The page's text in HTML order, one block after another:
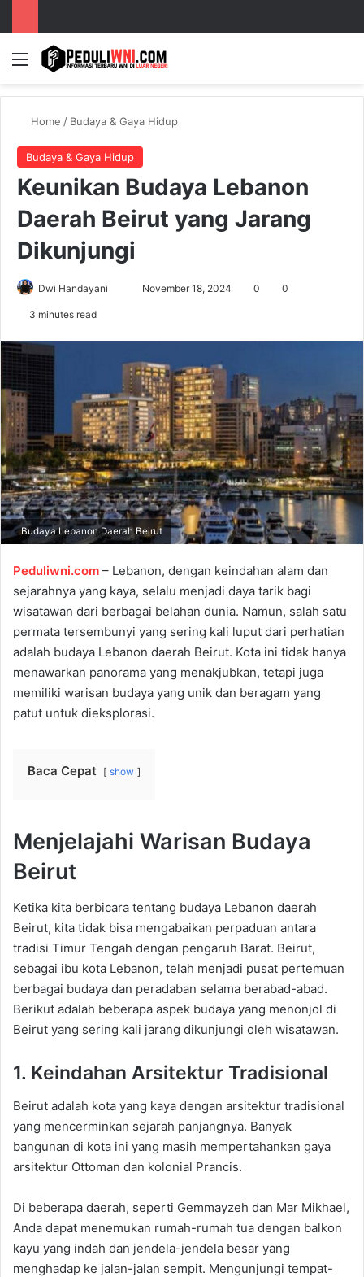
Menu
Home / Budaya & Gaya Hidup
Budaya & Gaya Hidup
Keunikan Budaya Lebanon
Daerah Beirut yang Jarang
Dikunjungi
Dwi Handayani
a
n
e
m
a
i
l
November 18, 2024 0 0
3 minutes read
Budaya Lebanon Daerah Beirut
Peduliwni.com – Lebanon, dengan keindahan alam dan
sejarahnya yang kaya, selalu menjadi daya tarik bagi
wisatawan dari berbagai belahan dunia. Namun, salah satu
permata tersembunyi yang sering kali luput dari perhatian
adalah budaya Lebanon daerah Beirut. Kota ini tidak hanya
menawarkan panorama yang menakjubkan, tetapi juga
memiliki warisan budaya yang unik dan beragam yang
patut untuk dieksplorasi.
Baca Cepat show
Menjelajahi Warisan Budaya
Beirut
Ketika kita berbicara tentang budaya Lebanon daerah
Beirut, kita tidak bisa mengabaikan perpaduan antara
tradisi Timur Tengah dengan pengaruh Barat. Beirut,
sebagai ibu kota Lebanon, telah menjadi pusat pertemuan
berbagai budaya dan peradaban selama berabad-abad.
Berikut adalah beberapa aspek budaya yang menonjol di
Beirut yang sering kali jarang dikunjungi oleh wisatawan.
1. Keindahan Arsitektur Tradisional
Beirut adalah kota yang kaya dengan arsitektur tradisional
yang mencerminkan sejarah panjangnya. Banyak
bangunan di kota ini yang masih mempertahankan gaya
arsitektur Ottoman dan kolonial Prancis.
Di beberapa daerah, seperti Gemmayzeh dan Mar Mikhael,
Anda dapat menemukan rumah-rumah tua dengan balkon
kayu yang indah dan jendela-jendela besar yang
menghadap ke jalan-jalan sempit. Mengunjungi tempat-